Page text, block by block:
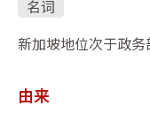
名词
新加坡地位次于政务
由来